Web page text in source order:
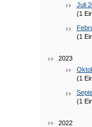
Juli
(1
(1
2023
(1
(1
2022